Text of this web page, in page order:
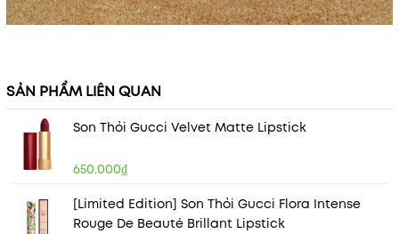
SẢN PHẨM LIÊN QUAN
Son Thỏi Gucci Velvet Matte Lipstick
650.000₫
[Limited Edition] Son Thỏi Gucci Flora Intense
Rouge De Beauté Brillant Lipstick